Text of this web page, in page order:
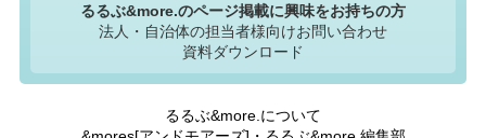
るるぶ&more.のページ掲載に興味をお持ちの方
法人・自治体の担当者様向けお問い合わせ
資料ダウンロード
るるぶ&more.について